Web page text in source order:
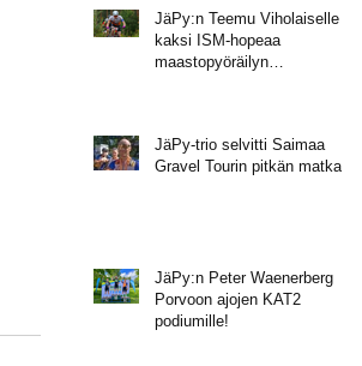
JäPy:n Teemu Viholaiselle
kaksi ISM-hopeaa
maastopyöräilyn
JäPy-trio selvitti Saimaa
Gravel Tourin pitkän matkan
JäPy:n Peter Waenerberg
Porvoon ajojen KAT2
podiumille!